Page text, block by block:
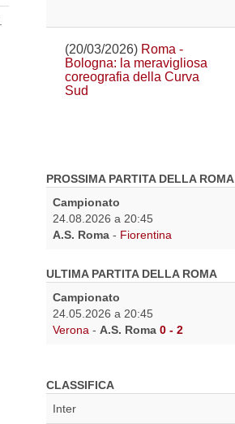
(20/03/2026) Roma -
Bologna: la meravigliosa
coreografia della Curva
Sud
PROSSIMA PARTITA DELLA ROMA
Campionato
24.08.2026 a 20:45
A.S. Roma - Fiorentina
ULTIMA PARTITA DELLA ROMA
Campionato
24.05.2026 a 20:45
Verona - A.S. Roma 0 - 2
CLASSIFICA
Inter